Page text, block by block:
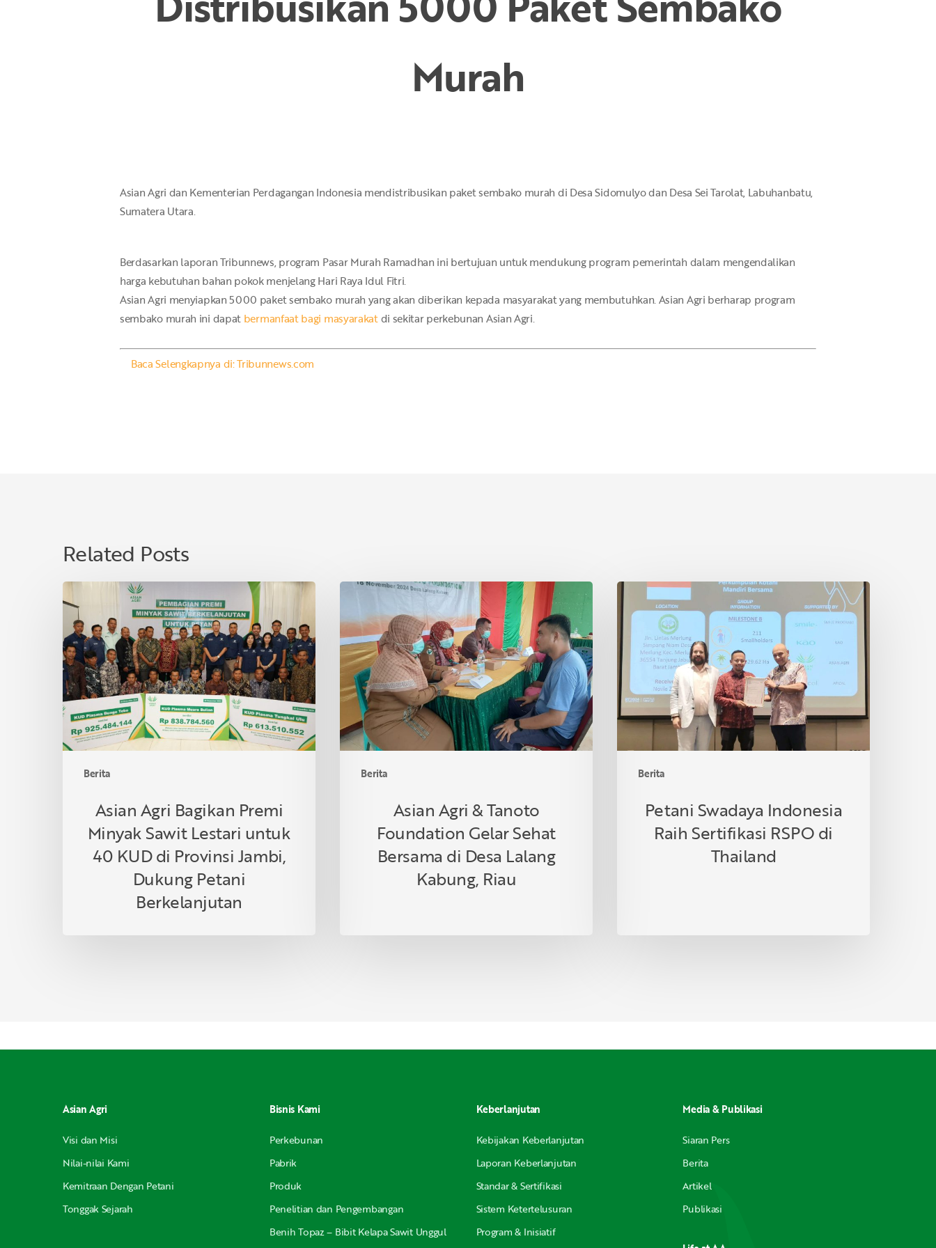
Murah
Asian Agri dan Kementerian Perdagangan Indonesia mendistribusikan paket sembako murah di Desa Sidomulyo dan Desa Sei Tarolat, Labuhanbatu,
Sumatera Utara.
Berdasarkan laporan Tribunnews, program Pasar Murah Ramadhan ini bertujuan untuk mendukung program pemerintah dalam mengendalikan
harga kebutuhan bahan pokok menjelang Hari Raya Idul Fitri.
Asian Agri menyiapkan 5000 paket sembako murah yang akan diberikan kepada masyarakat yang membutuhkan. Asian Agri berharap program
sembako murah ini dapat bermanfaat bagi masyarakatdi sekitar perkebunan Asian Agri.
Baca Selengkapnya di: Tribunnews.com
Related Posts
Berita
Asian
Agri
Bagikan
Premi
Minyak
Sawit
Lestari
untuk
40
KUD
Provinsi
Dukung
Petani
Berkelanjutan
Asian Agri Bagikan Premi
Minyak Sawit Lestari untuk
40 KUD di Provinsi Jambi,
Dukung Petani
Berkelanjutan
Berita
Asian
&
Tanoto
Foundation
Gelar
Sehat
Bersama
di
Desa
Kabung,
Asian Agri & Tanoto
Foundation Gelar Sehat
Bersama di Desa Lalang
Kabung, Riau
Berita
Petani
Swadaya
Indonesia
Raih
Sertifikasi
RSPO
di
Thailand
Petani Swadaya Indonesia
Raih Sertifikasi RSPO di
Thailand
Asian Agri
Visi dan Misi
Nilai-nilai Kami
Kemitraan Dengan Petani
Tonggak Sejarah
Bisnis Kami
Perkebunan
Pabrik
Produk
Penelitian dan Pengembangan
Benih Topaz – Bibit Kelapa Sawit Unggul
Keberlanjutan
Kebijakan Keberlanjutan
Laporan Keberlanjutan
Standar & Sertifikasi
Sistem Ketertelusuran
Program & Inisiatif
Media & Publikasi
Siaran Pers
Berita
Artikel
Publikasi